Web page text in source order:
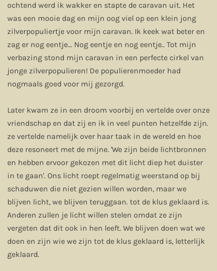
ochtend werd ik wakker en stapte de caravan uit. Het
was een mooie dag en mijn oog viel op een klein jong
zilverpopuliertje voor mijn caravan. Ik keek wat beter en
zag er nog eentje... Nog eentje en nog eentje.. Tot mijn
verbazing stond mijn caravan in een perfecte cirkel van
jonge zilverpopulieren! De populierenmoeder had
nogmaals goed voor mij gezorgd.
Later kwam ze in een droom voorbij en vertelde over onze
vriendschap en dat zij en ik in veel punten hetzelfde zijn.
ze vertelde namelijk over haar taak in de wereld en hoe
deze resoneert met de mijne. 'We zijn beide lichtbronnen
en hebben ervoor gekozen met dit licht diep het duister
in te gaan'. Ons licht roept regelmatig weerstand op bij
schaduwen die niet gezien willen worden, maar we
blijven licht, we blijven teruggaan. tot de klus geklaard is.
Anderen zullen je licht willen stelen omdat ze zijn
vergeten dat dit ook in hen leeft. We blijven doen wat we
doen en zijn wie we zijn tot de klus geklaard is, letterlijk
geklaard.